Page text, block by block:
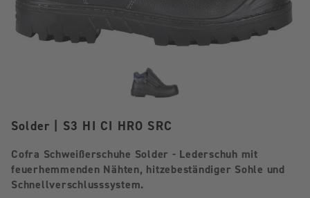
Solder | S3 HI CI HRO SRC
Cofra Schweißerschuhe Solder - Lederschuh mit
feuerhemmenden Nähten, hitzebeständiger Sohle und
Schnellverschlusssystem.